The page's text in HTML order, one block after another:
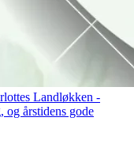
Landløkken -
og årstidens gode